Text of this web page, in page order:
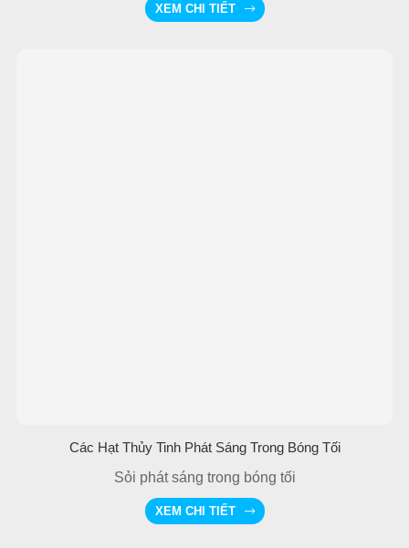
XEM CHI TIẾT
Các Hạt Thủy Tinh Phát Sáng Trong Bóng Tối
Sỏi phát sáng trong bóng tối
XEM CHI TIẾT